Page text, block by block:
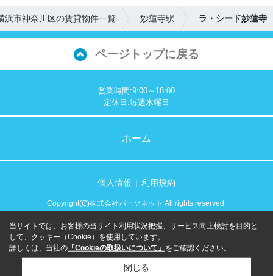
浜市神奈川区の賃貸物件一覧 妙蓮寺駅 ラ・シード妙蓮寺
ページトップに戻る
営業時間:9:00～18:00
定休日:毎週水曜日
ホーム
個人情報 利用規約
Copyright(C)株式会社パーソネット All rights reserved.
当サイトでは、お客様の当サイト利用状況把握、サービス向上検討を目的と
して、クッキー（Cookie）を使用しています。
詳しくは、当社の 「Cookieの取扱いについて」 をご確認ください。
閉じる